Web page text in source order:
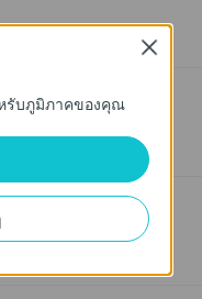
TL-WA5210G to
for better signal
รับภูมิภาคของคุณ
Close